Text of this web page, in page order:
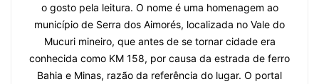
o gosto pela leitura. O nome é uma homenagem ao
município de Serra dos Aimorés, localizada no Vale do
Mucuri mineiro, que antes de se tornar cidade era
conhecida como KM 158, por causa da estrada de ferro
Bahia e Minas, razão da referência do lugar. O portal